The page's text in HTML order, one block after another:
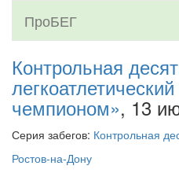
ПроБЕГ
Контрольная
чемпионом», 13
Серия забегов: Контрольная
Ростов-на-Дону